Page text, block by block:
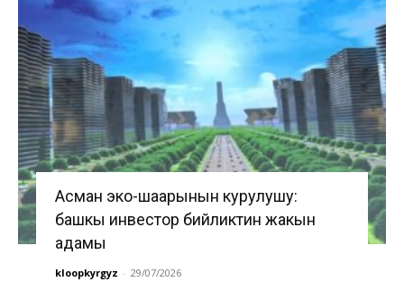
Асман эко-шаарынын курулушу:
башкы инвестор бийликтин жакын
адамы
kloopkyrgyz - 29/07/2026